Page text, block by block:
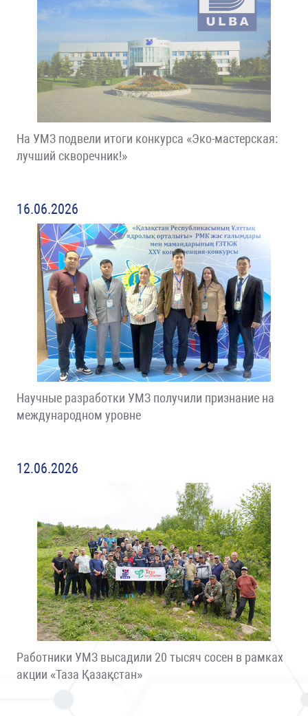
На УМЗ подвели итоги конкурса «Эко-мастерская:
лучший скворечник!»
16.06.2026
Научные разработки УМЗ получили признание на
международном уровне
12.06.2026
Работники УМЗ высадили 20 тысяч сосен в рамках
акции «Таза Қазақстан»